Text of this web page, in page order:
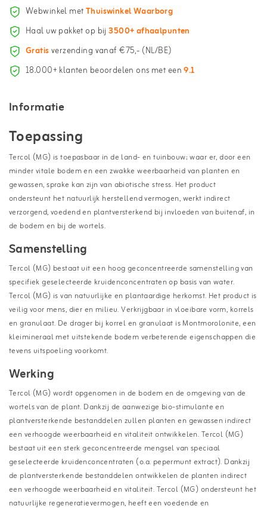
Webwinkel metThuiswinkel Waarborg
Haal uw pakket op bij3500+ afhaalpunten
Gratisverzending vanaf €75,- (NL/BE)
18.000+ klanten beoordelen ons met een9.1
Informatie
Toepassing
Tercol (MG) is toepasbaar in de land- en tuinbouw; waar er, door een
minder vitale bodem en een zwakke weerbaarheid van planten en
gewassen, sprake kan zijn van abiotische stress. Het product
ondersteunt het natuurlijk herstellend vermogen, werkt indirect
verzorgend, voedend en plantversterkend bij invloeden van buitenaf, in
de bodem en bij de wortels.
Samenstelling
Tercol (MG) bestaat uit een hoog geconcentreerde samenstelling van
specifiek geselecteerde kruidenconcentraten op basis van water.
Tercol (MG) is van natuurlijke en plantaardige herkomst. Het product is
veilig voor mens, dier en milieu. Verkrijgbaar in vloeibare vorm, korrels
en granulaat. De drager bij korrel en granulaat is Montmorolonite, een
kleimineraal met uitstekende bodem verbeterende eigenschappen die
tevens uitspoeling voorkomt.
Werking
Tercol (MG) wordt opgenomen in de bodem en de omgeving van de
wortels van de plant. Dankzij de aanwezige bio-stimulante en
plantversterkende bestanddelen zullen planten en gewassen indirect
een verhoogde weerbaarheid en vitaliteit ontwikkelen. Tercol (MG)
bestaat uit een sterk geconcentreerde mengsel van speciaal
geselecteerde kruidenconcentraten (o.a. pepermunt extract). Dankzij
de plantversterkende bestanddelen ontwikkelen de planten indirect
een verhoogde weerbaarheid en vitaliteit. Tercol (MG) ondersteunt het
natuurlijke regeneratievermogen, heeft een voedende en